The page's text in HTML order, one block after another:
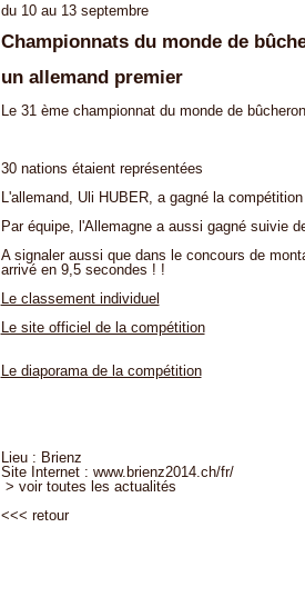
du 10 au 13 septembre
Championnats du monde de
un allemand premier
Le 31 ème championnat du monde de
30 nations étaient représentées
L'allemand, Uli HUBER, a gagné la
Par équipe, l'Allemagne a aussi gagné suivie
A signaler aussi que dans le concours de
arrivé en 9,5 secondes ! !
Le classement individuel
Le site officiel de la compétition
Le diaporama de la compétition
Lieu : Brienz
Site Internet : www.brienz2014.ch/fr/
> voir toutes les actualités
<<< retour